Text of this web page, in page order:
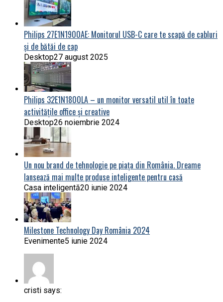
Philips 27E1N1900AE: Monitorul USB-C care te scapă de cabluri
și de bătăi de cap
Desktop27 august 2025
Philips 32E1N1800LA – un monitor versatil util în toate
activitățile office și creative
Desktop26 noiembrie 2024
Un nou brand de tehnologie pe piața din România. Dreame
lansează mai multe produse inteligente pentru casă
Casa inteligentă20 iunie 2024
Milestone Technology Day România 2024
Evenimente5 iunie 2024
cristi says: